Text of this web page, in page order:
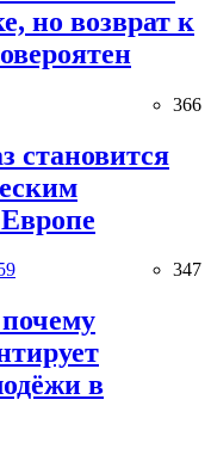
но возврат к
366
становится
347
в